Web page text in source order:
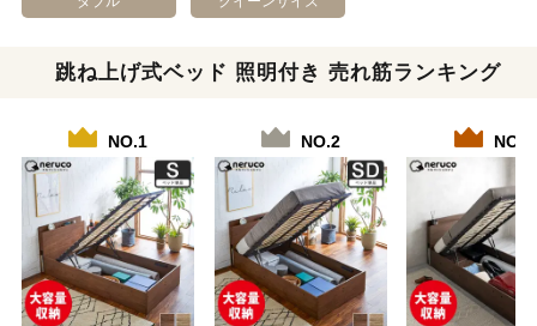
跳ね上げ式ベッド 照明付き 売れ筋ランキング
NO.1 NO.2 NO.3